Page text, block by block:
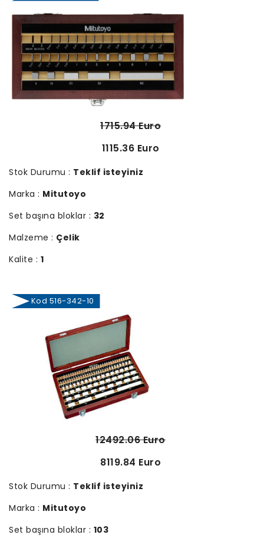
1715.94 Euro
1115.36 Euro
Stok Durumu : Teklif isteyiniz
Marka : Mitutoyo
Set başına bloklar : 32
Malzeme : Çelik
Kalite : 1
Kod 516-342-10
12492.06 Euro
8119.84 Euro
Stok Durumu : Teklif isteyiniz
Marka : Mitutoyo
Set başına bloklar : 103